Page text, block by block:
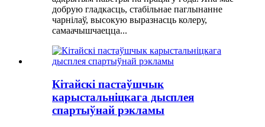
добрую гладкасць, стабільнае паглынанне
чарнілаў, высокую выразнасць колеру,
самаачышчаецца...
Кітайскі пастаўшчык
карыстальніцкага дысплея
спартыўнай рэкламы